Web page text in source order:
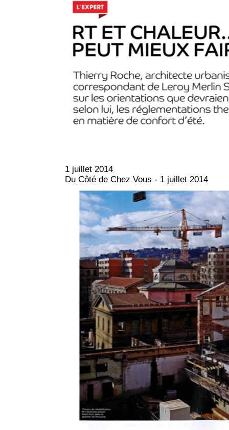
1 juillet 2014
Du Côté de Chez Vous - 1 juillet 2014